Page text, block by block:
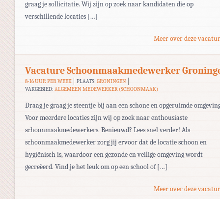
graag je sollicitatie. Wij zijn op zoek naar kandidaten die op
verschillende locaties […]
Meer over deze
Vacature Schoonmaakmedewerker
8-16 UUR PER WEEK PLAATS: GRONINGEN
VAKGEBIED: ALGEMEEN MEDEWERKER (SCHOONMAAK)
Draag je graag je steentje bij aan een schone en opgeruimde
Voor meerdere locaties zijn wij op zoek naar enthousiaste
schoonmaakmedewerkers. Benieuwd? Lees snel verder! Als
schoonmaakmedewerker zorg jij ervoor dat de locatie schoon en
hygiënisch is, waardoor een gezonde en veilige omgeving wordt
gecreëerd. Vind je het leuk om op een school of […]
Meer over deze